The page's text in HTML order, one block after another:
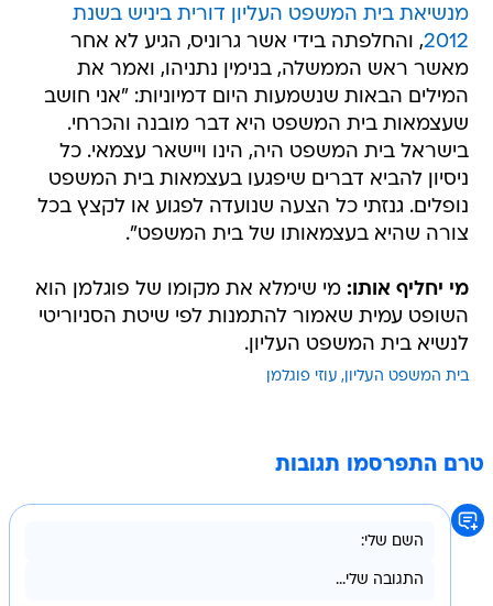
מנשיאת בית המשפט העליון דורית ביניש בשנת
2012, והחלפתה בידי אשר גרוניס, הגיע לא אחר
מאשר ראש הממשלה, בנימין נתניהו, ואמר את
המילים הבאות שנשמעות היום דמיוניות: "אני חושב
שעצמאות בית המשפט היא דבר מובנה והכרחי.
בישראל בית המשפט היה, הינו ויישאר עצמאי. כל
ניסיון להביא דברים שיפגעו בעצמאות בית המשפט
נופלים. גנזתי כל הצעה שנועדה לפגוע או לקצץ בכל
צורה שהיא בעצמאותו של בית המשפט".
מי יחליף אותו: מי שימלא את מקומו של פוגלמן הוא
השופט עמית שאמור להתמנות לפי שיטת הסניוריטי
לנשיא בית המשפט העליון.
בית המשפט העליון עוזי פוגלמן
טרם התפרסמו תגובות